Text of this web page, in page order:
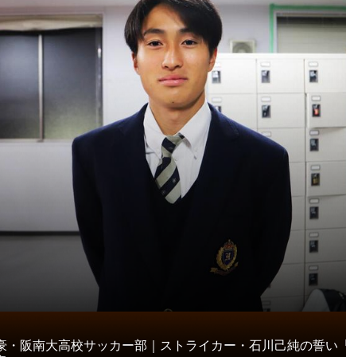
・阪南大高校サッカー部｜ストライカー・石川己純の誓い